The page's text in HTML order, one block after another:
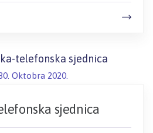
telefonska sjednica
Oktobra 2020.
sjednica